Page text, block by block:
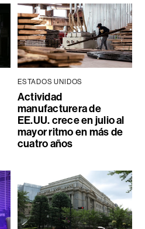
ESTADOS UNIDOS
Actividad
manufacturera de
EE.UU. crece en julio al
mayor ritmo en más de
cuatro años